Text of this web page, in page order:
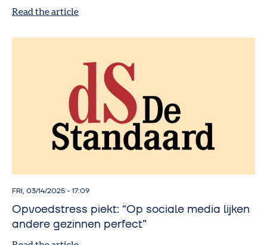
Read the article
FRI, 03/14/2025 - 17:09
Opvoedstress piekt: “Op sociale media lijken
andere gezinnen perfect”